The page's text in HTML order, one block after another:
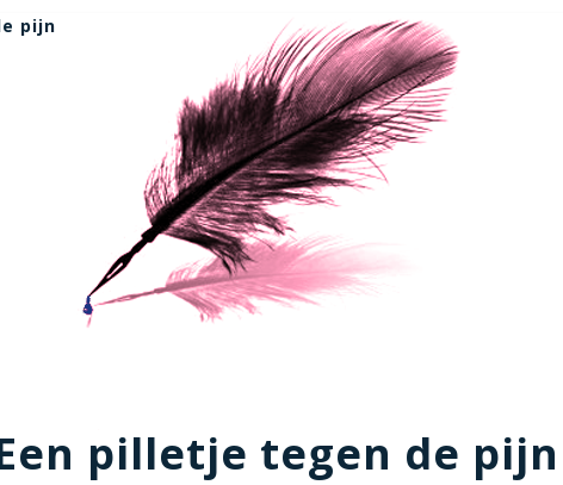
pijn
pilletje tegen de pijn